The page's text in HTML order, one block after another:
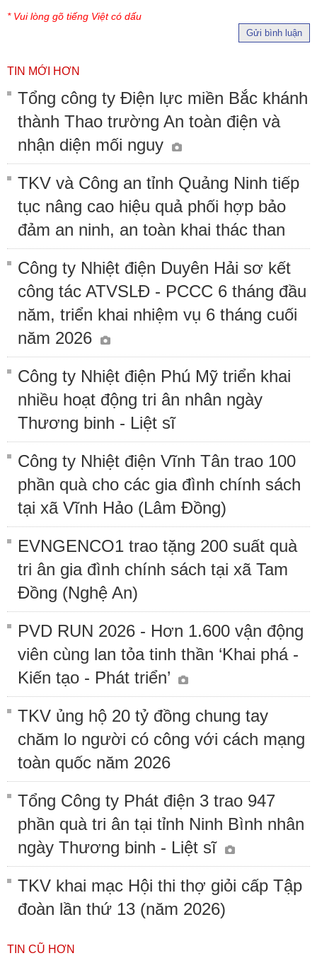
* Vui lòng gõ tiếng Việt có dấu
Gửi bình luận
TIN MỚI HƠN
Tổng công ty Điện lực miền Bắc khánh
thành Thao trường An toàn điện và
nhận diện mối nguy
TKV và Công an tỉnh Quảng Ninh tiếp
tục nâng cao hiệu quả phối hợp bảo
đảm an ninh, an toàn khai thác than
Công ty Nhiệt điện Duyên Hải sơ kết
công tác ATVSLĐ - PCCC 6 tháng đầu
năm, triển khai nhiệm vụ 6 tháng cuối
năm 2026
Công ty Nhiệt điện Phú Mỹ triển khai
nhiều hoạt động tri ân nhân ngày
Thương binh - Liệt sĩ
Công ty Nhiệt điện Vĩnh Tân trao 100
phần quà cho các gia đình chính sách
tại xã Vĩnh Hảo (Lâm Đồng)
EVNGENCO1 trao tặng 200 suất quà
tri ân gia đình chính sách tại xã Tam
Đồng (Nghệ An)
PVD RUN 2026 - Hơn 1.600 vận động
viên cùng lan tỏa tinh thần ‘Khai phá -
Kiến tạo - Phát triển’
TKV ủng hộ 20 tỷ đồng chung tay
chăm lo người có công với cách mạng
toàn quốc năm 2026
Tổng Công ty Phát điện 3 trao 947
phần quà tri ân tại tỉnh Ninh Bình nhân
ngày Thương binh - Liệt sĩ
TKV khai mạc Hội thi thợ giỏi cấp Tập
đoàn lần thứ 13 (năm 2026)
TIN CŨ HƠN